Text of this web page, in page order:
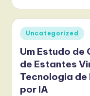
L
a
t
e
s
t
Posted
in
Uncategorized
Um Estudo de
de Estantes
Tecnologia
por IA